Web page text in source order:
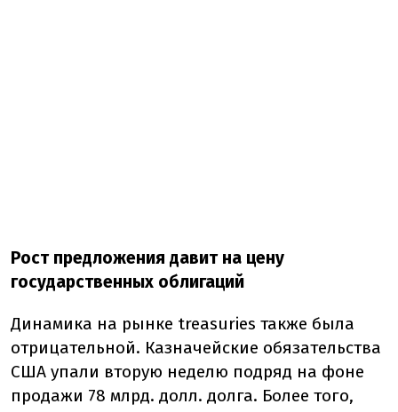
Рост предложения давит на цену
государственных облигаций
Динамика на рынке treasuries также была
отрицательной. Казначейские обязательства
США упали вторую неделю подряд на фоне
продажи 78 млрд. долл. долга. Более того,